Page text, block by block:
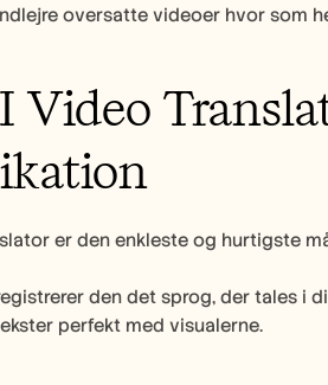
oversatte videoer hvor som
Video
er den enkleste og
den det sprog, der tales
perfekt med visualerne.